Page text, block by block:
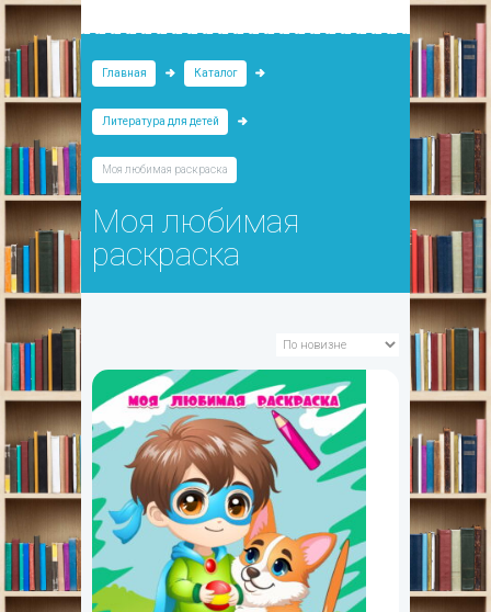
Главная Каталог
Литература для детей
Моя любимая раскраска
Моя любимая
раскраска